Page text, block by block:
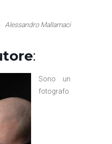
Alessandro Mallamaci
:
Sono un
fotografo